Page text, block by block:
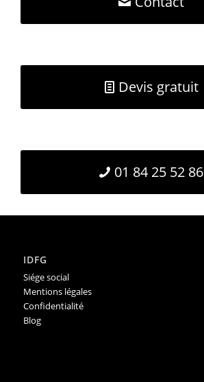
Devis gratuit
01 84 25 52 86
IDFG
Siége social
Mentions légales
Confidentialité
Blog